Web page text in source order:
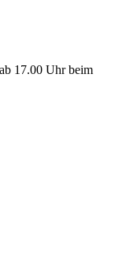
17.00 Uhr beim